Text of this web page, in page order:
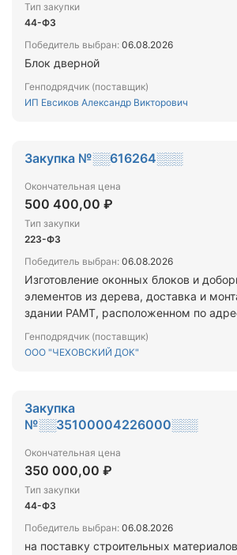
Тип закупки
44-ФЗ
Победитель выбран: 06.08.2026
Блок дверной
Генподрядчик (поставщик)
ИП Евсиков Александр Викторович
Закупка №░░616264░░░
Окончательная цена
500 400,00 ₽
Тип закупки
223-ФЗ
Победитель выбран: 06.08.2026
Изготовление оконных блоков и
элементов из дерева, доставка и
здании РАМТ, расположенном по
Генподрядчик (поставщик)
ООО "ЧЕХОВСКИЙ ДОК"
Закупка
№░░35100004226000░░░
Окончательная цена
350 000,00 ₽
Тип закупки
44-ФЗ
Победитель выбран: 06.08.2026
на поставку строительных